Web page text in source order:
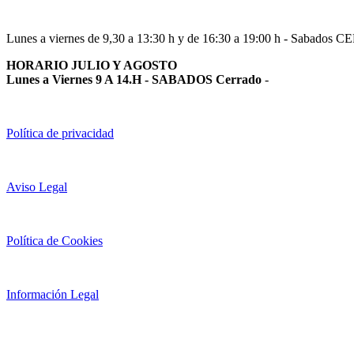
Lunes a viernes de 9,30 a 13:30 h y de 16:30 a 19:00 h - Sabados
HORARIO JULIO Y AGOSTO
Lunes a Viernes 9 A 14.H - SABADOS Cerrado -
Política de privacidad
Aviso Legal
Política de Cookies
Información Legal